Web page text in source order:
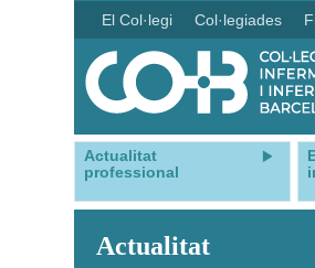
El Col·legi Col·legiades
Actualitat
professional
Actualitat